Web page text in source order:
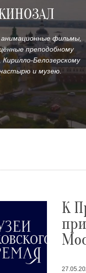
фильмы,
преподобному
Кирилло-Белозерскому
и музею.
К